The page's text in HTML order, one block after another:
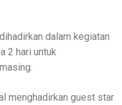
dalam kegiatan
2 hari untuk
menghadirkan guest star